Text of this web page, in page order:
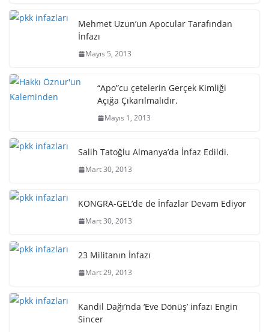
Mehmet Uzun’un Apocular Tarafından
İnfazı
Mayıs 5, 2013
“Apo”cu çetelerin Gerçek Kimliği
Açığa Çıkarılmalıdır.
Mayıs 1, 2013
Salih Tatoğlu Almanya’da İnfaz Edildi.
Mart 30, 2013
KONGRA-GEL’de de İnfazlar Devam Ediyor
Mart 30, 2013
23 Militanın İnfazı
Mart 29, 2013
Kandil Dağı’nda ‘Eve Dönüş’ infazı Engin
Sincer